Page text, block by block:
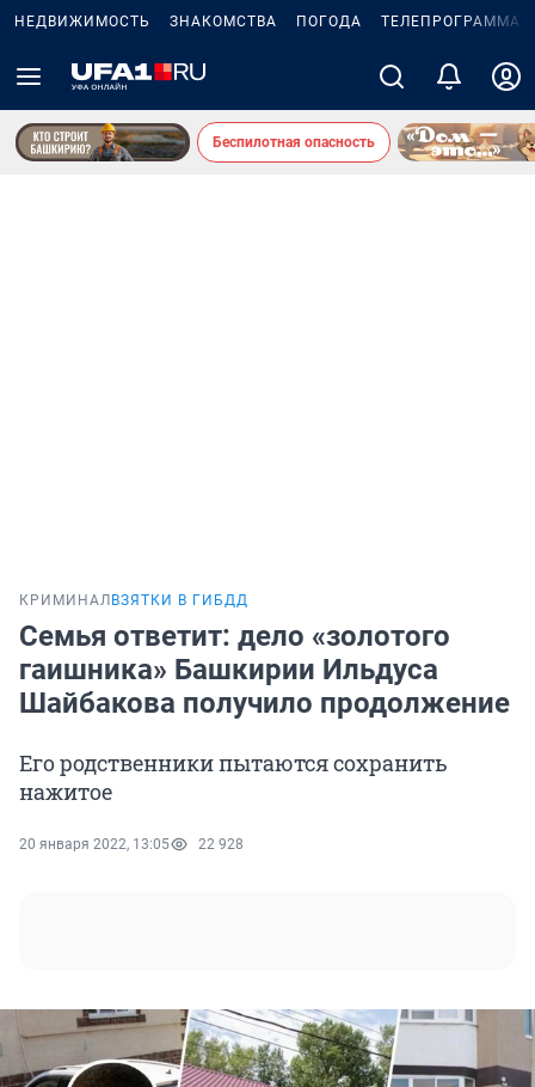
НЕДВИЖИМОСТЬ ЗНАКОМСТВА ПОГОДА ТЕЛЕПРОГРАММА
Беспилотная опасность
КРИМИНАЛ ВЗЯТКИ В ГИБДД
Семья ответит: дело «золотого
гаишника» Башкирии Ильдуса
Шайбакова получило продолжение
Его родственники пытаются сохранить
нажитое
20 января 2022, 13:05 22 928